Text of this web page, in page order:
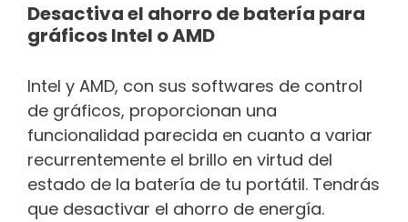
Desactiva el ahorro de batería para
gráficos Intel o AMD
Intel y AMD, con sus softwares de control
de gráficos, proporcionan una
funcionalidad parecida en cuanto a variar
recurrentemente el brillo en virtud del
estado de la batería de tu portátil. Tendrás
que desactivar el ahorro de energía.